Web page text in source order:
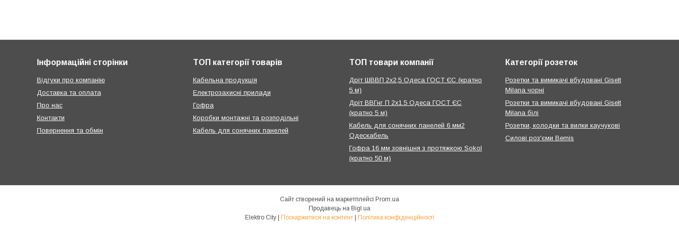
Інформаційні сторінки
Відгуки про компанію
Доставка та оплата
Про нас
Контакти
Повернення та обмін
ТОП категорії товарів
Кабельна продукція
Електрозахисні прилади
Гофра
Коробки монтажні та розподільні
Кабель для сонячних панелей
ТОП товари компанії
Дріт ШВВП 2х2,5 Одеса ГОСТ ЄС (кратно
5 м)
Дріт ВВГнг П 2х1.5 Одеса ГОСТ ЄС
(кратно 5 м)
Кабель для сонячних панелей 6 мм2
Одескабель
Гофра 16 мм зовнішня з протяжкою Sokol
(кратно 50 м)
Категорії розеток
Розетки та вимикачі вбудовані Giselt
Milana чорні
Розетки та вимикачі вбудовані Giselt
Milana білі
Розетки, колодки та вилки каучукові
Силові роз'єми Bemis
Сайт створений на маркетплейсі Prom.ua
Продавець на Bigl.ua
Поскаржитися на контент Політика конфіденційності